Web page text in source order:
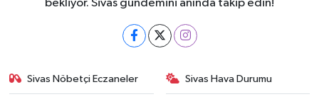
bekliyor. Sivas gündemini anında takip edin!
Sivas Nöbetçi Eczaneler Sivas Hava Durumu